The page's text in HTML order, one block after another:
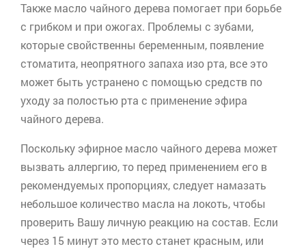
Также масло чайного дерева помогает при борьбе
с грибком и при ожогах. Проблемы с зубами,
которые свойственны беременным, появление
стоматита, неопрятного запаха изо рта, все это
может быть устранено с помощью средств по
уходу за полостью рта с применение эфира
чайного дерева.
Поскольку эфирное масло чайного дерева может
вызвать аллергию, то перед применением его в
рекомендуемых пропорциях, следует намазать
небольшое количество масла на локоть, чтобы
проверить Вашу личную реакцию на состав. Если
через 15 минут это место станет красным, или